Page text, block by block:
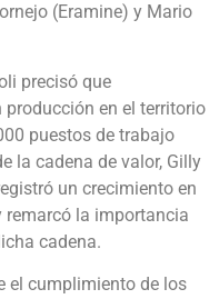
(Eramine) y Mario
precisó que
en el territorio
puestos de trabajo
la cadena de valor, Gilly
un crecimiento en
remarcó la importancia
cadena.
el cumplimiento de los